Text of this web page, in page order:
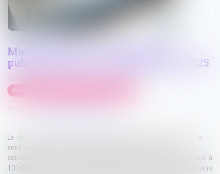
Marchés publics : la dispense de
publicité est prolongée jusqu’à fin 2025
Droit public
Le décret n° 2024-1217 prolonge jusqu'au 31 décembre 2025 le
seuil temporaire de dispense de publicité et de mise en
concurrence pour les marchés de travaux d'un montant inférieur à
100 000 € hors taxes. Cette mesure, déjà en place depuis plusieurs